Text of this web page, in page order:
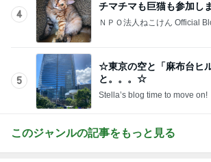
4
チマチマも巨猫も参加し
ＮＰＯ法人ねこけん Official
5
☆東京の空と「麻布台ヒ
と。。。☆
Stella’s blog time to move on!
このジャンルの記事をもっと見る